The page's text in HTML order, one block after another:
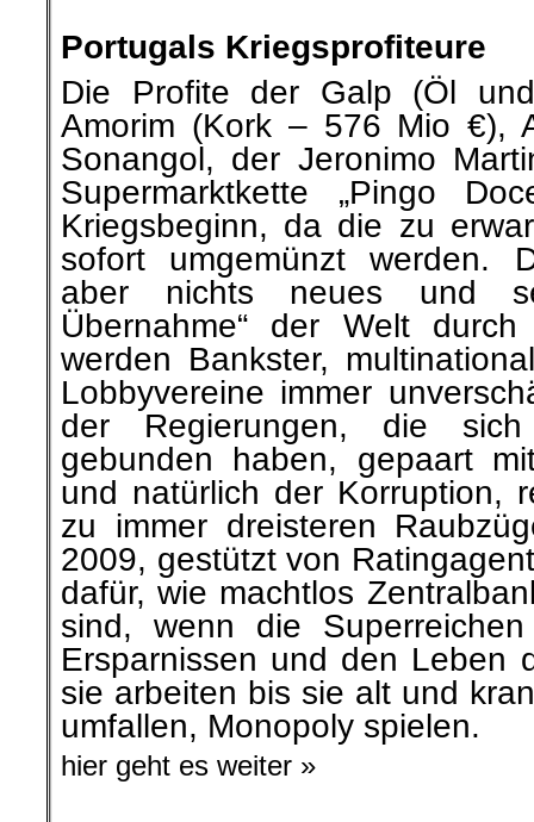
Portugals Kriegsprofiteure
Die Profite der Galp (Öl
Amorim (Kork – 576 Mio €),
Sonangol, der Jeronimo
Supermarktkette „Pingo
Kriegsbeginn, da die zu
sofort umgemünzt werden.
aber nichts neues und
Übernahme“ der Welt
werden Bankster,
Lobbyvereine immer
der Regierungen, die
gebunden haben, gepaart
und natürlich der Korruption,
zu immer dreisteren
2009, gestützt von
dafür, wie machtlos
sind, wenn die
Ersparnissen und den Leben
sie arbeiten bis sie alt und
umfallen, Monopoly spielen.
hier geht es weiter »